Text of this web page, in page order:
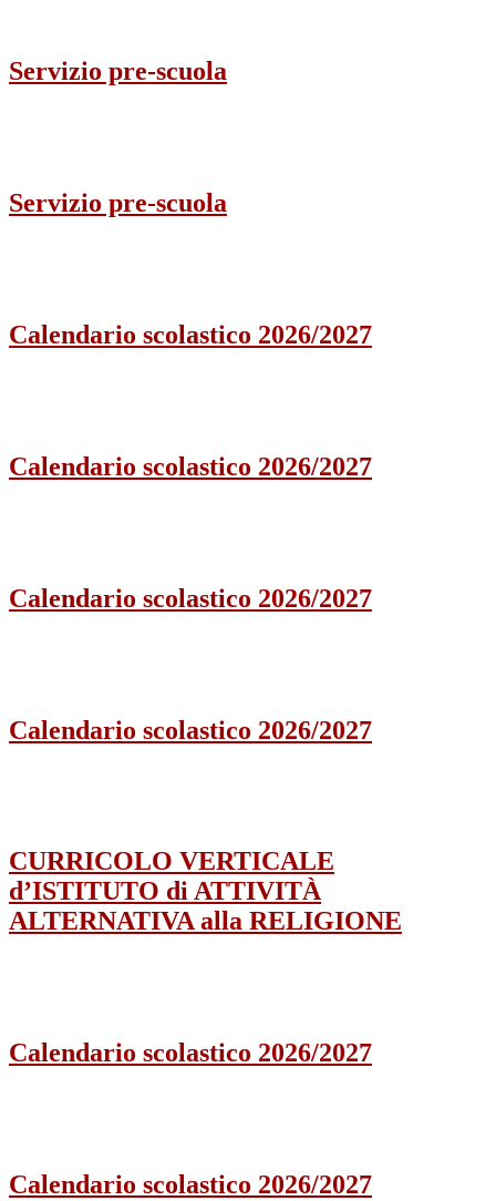
Servizio pre-scuola
Servizio pre-scuola
Calendario scolastico 2026/2027
Calendario scolastico 2026/2027
Calendario scolastico 2026/2027
Calendario scolastico 2026/2027
CURRICOLO VERTICALE
d’ISTITUTO di ATTIVITÀ
ALTERNATIVA alla RELIGIONE
Calendario scolastico 2026/2027
Calendario scolastico 2026/2027